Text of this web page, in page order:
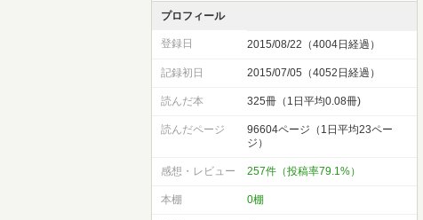
プロフィール
登録日 2015/08/22（4004日経過）
記録初日 2015/07/05（4052日経過）
読んだ本 325冊（1日平均0.08冊)
読んだページ
96604ページ（1日平均23ペー
ジ）
感想・レビュー 257件（投稿率79.1%）
本棚 0棚